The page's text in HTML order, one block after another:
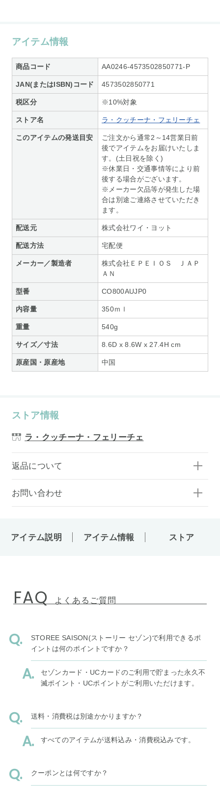
アイテム情報
商品コード AA0246-4573502850771-P
JAN(またはISBN)コード 4573502850771
税区分 ※10%対象
ストア名 ラ・クッチーナ・フェリーチェ
このアイテムの発送目安
ご注文から通常2～14営業日前
後でアイテムをお届けいたしま
す。(土日祝を除く)
※休業日・交通事情等により前
後する場合がございます。
※メーカー欠品等が発生した場
合は別途ご連絡させていただき
ます。
配送元 株式会社ワイ・ヨット
配送方法 宅配便
メーカー／製造者
株式会社ＥＰＥＩＯＳ ＪＡＰ
ＡＮ
型番 CO800AUJP0
内容量 350ｍｌ
重量 540g
サイズ／寸法 8.6D x 8.6W x 27.4H cm
原産国・原産地 中国
ストア情報
ラ・クッチーナ・フェリーチェ
返品について
お問い合わせ
アイテム説明 アイテム情報 ストア
FAQ よくあるご質問
STOREE SAISON(ストーリー セゾン)で利用できるポ
イントは何のポイントですか？
セゾンカード・UCカードのご利用で貯まった永久不
滅ポイント・UCポイントがご利用いただけます。
送料・消費税は別途かかりますか？
すべてのアイテムが送料込み・消費税込みです。
クーポンとは何ですか？